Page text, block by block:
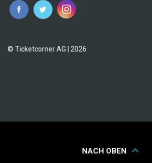
© Ticketcorner AG | 2026
NACH OBEN